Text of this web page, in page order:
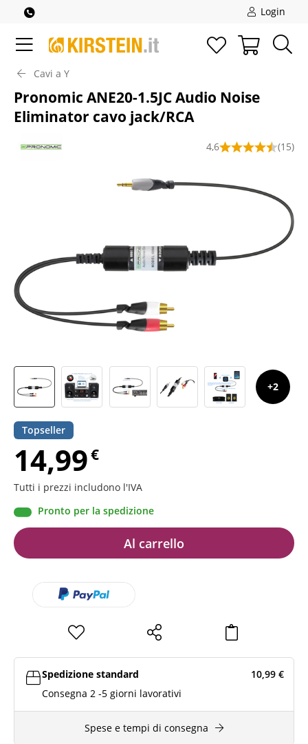
Login
Cavi a Y
Pronomic ANE20-1.5JC Audio Noise
Eliminator cavo jack/RCA
4,6 (15)
2
Topseller
14,99€
Tutti i prezzi includono l'IVA
Pronto per la spedizione
Al carrello
Spedizione standard 10,99 €
Consegna 2 -5 giorni lavorativi
Spese e tempi di consegna